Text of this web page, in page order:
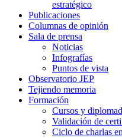
estratégico
Publicaciones
Columnas de opinión
Sala de prensa
Noticias
Infografías
Puntos de vista
Observatorio JEP
Tejiendo memoria
Formación
Cursos y
Validación de
Ciclo de charlas